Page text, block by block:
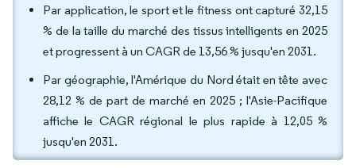
Par application, le sport et le fitness ont capturé 32,15
% de la taille du marché des tissus intelligents en 2025
et progressent à un CAGR de 13,56 % jusqu'en 2031.
Par géographie, l'Amérique du Nord était en tête avec
28,12 % de part de marché en 2025 ; l'Asie-Pacifique
affiche le CAGR régional le plus rapide à 12,05 %
jusqu'en 2031.